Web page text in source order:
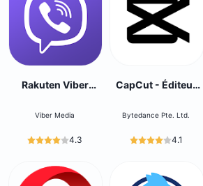
Rakuten Viber
Viber Media
4.3
CapCut - Éditeur
Bytedance Pte. Ltd.
4.1